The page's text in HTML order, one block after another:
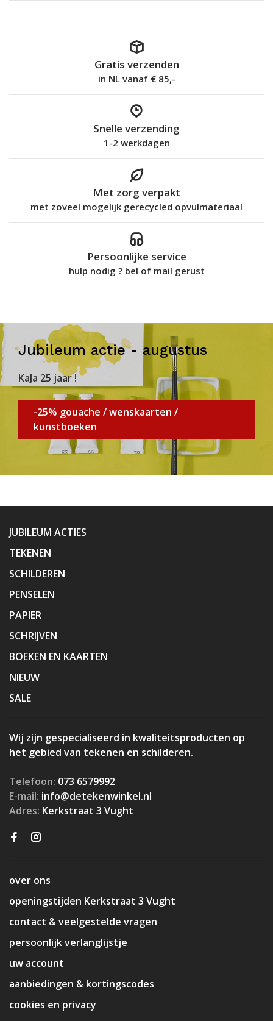
Gratis verzenden
in NL vanaf € 85,-
Snelle verzending
1-2 werkdagen
Met zorg verpakt
met zoveel mogelijk gerecycled opvulmateriaal
Persoonlijke service
hulp nodig ? bel of mail gerust
Jubileum actie - augustus
KaJa 25 jaar !
-25% gouache / wenskaarten /
kunstboeken
JUBILEUM ACTIES
TEKENEN
SCHILDEREN
PENSELEN
PAPIER
SCHRIJVEN
BOEKEN EN KAARTEN
NIEUW
SALE
Wij zijn gespecialiseerd in kwaliteitsproducten op
het gebied van tekenen en schilderen.
Telefoon: 073 6579992
E-mail: info@detekenwinkel.nl
Adres: Kerkstraat 3 Vught
over ons
openingstijden Kerkstraat 3 Vught
contact & veelgestelde vragen
persoonlijk verlanglijstje
uw account
aanbiedingen & kortingscodes
cookies en privacy